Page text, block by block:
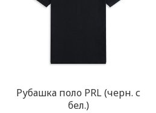
Рубашка поло PRL (черн. с
бел.)